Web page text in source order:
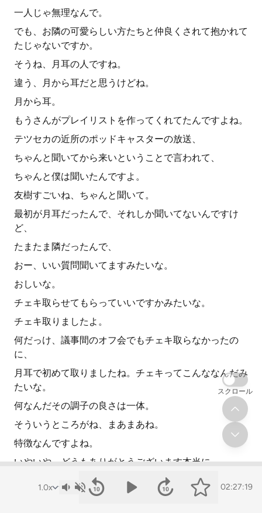
一人じゃ無理なんで。
でも、お隣の可愛らしい方たちと仲良くされて抱かれて
たじゃないですか。
そうね、月耳の人ですね。
違う、月から耳だと思うけどね。
月から耳。
もうさんがプレイリストを作ってくれてたんですよね。
テツセカの近所のポッドキャスターの放送、
ちゃんと聞いてから来いということで言われて、
ちゃんと僕は聞いたんですよ。
友樹すごいね、ちゃんと聞いて。
最初が月耳だったんで、それしか聞いてないんですけ
ど、
たまたま隣だったんで、
おー、いい質問聞いてますみたいな。
おしいな。
チェキ取らせてもらっていいですかみたいな。
チェキ取りましたよ。
何だっけ、議事間のオフ会でもチェキ取らなかったの
に、
月耳で初めて取りましたね。チェキってこんななんだみ
たいな。
何なんだその調子の良さは一体。
そういうところがね、まあまあね。
特徴なんですよね。
いやいや、どうもありがとうございます本当に。
ありがとう。
02:27:19
スクロール